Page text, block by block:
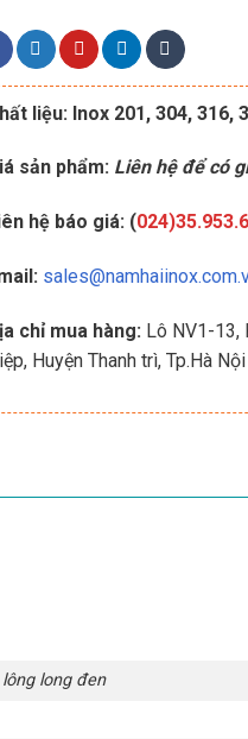
liệu: Inox 201, 304, 316,
sản phẩm: Liên hệ để có
hệ báo giá: (
chỉ mua hàng: Lô NV1-13,
Huyện Thanh trì, Tp.Hà Nội
long đen